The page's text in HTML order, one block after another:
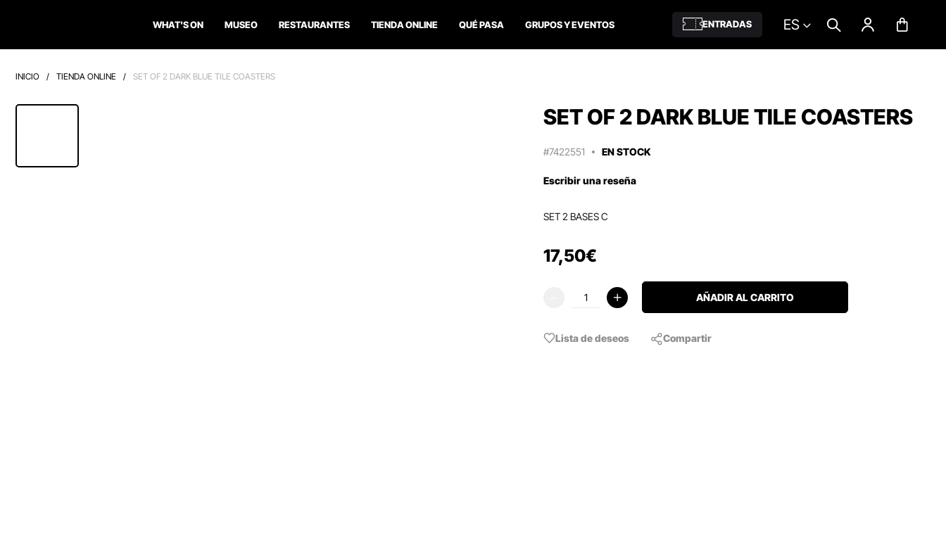
WHAT'S ON MUSEO RESTAURANTES TIENDA ONLINE QUÉ PASA GRUPOS Y EVENTOS ENTRADAS ES
INICIO / TIENDA ONLINE / SET OF 2 DARK BLUE TILE COASTERS
SET OF 2 DARK BLUE TILE COASTERS
#7422551 EN STOCK
Escribir una reseña
SET 2 BASES C
17,50€
AÑADIR AL CARRITO
Lista de deseos Compartir